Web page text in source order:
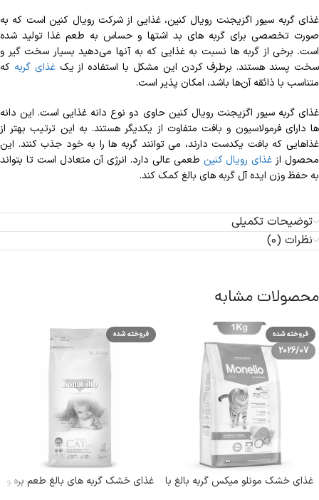
غذای گربه سیور اگزیجنت رویال کنین، غذایی از شرکت رویال کنین است که به
صورت تخصصی برای گربه های بد اشتها و حساس به طعم غذا تولید شده
است. برخی از گربه ها نسبت به غذایی که به آنها می‌دهید بسیار سخت گیر و
سخت پسند هستند. برطرف کردن این مشکل با استفاده از یکغذای گربه که
متناسب با ذائقه آن‌ها باشد، امکان پذیر است.
غذای گربه سیور اگزیجنت رویال کنین حاوی دو نوع دانه غذایی است. این دانه
ها دارای فرمولاسیون و بافت متفاوت از یکدیگر هستند. به این ترتیب بهتر از
غذاهایی که بافت یکدست دارند، می توانند گربه ها را به خود جذب کنند. این
محصول از غذای رویال کنین طعمی عالی دارد. انرژی آن متعادل است تا بتواند
به حفظ وزن ایده آل گربه های بالغ کمک کند.
توضیحات تکمیلی
نظرات (0)
محصولات مشابه
فروخته شده
2026/07
غذای خشک مونلو میکس گربه بالغ با
فروخته شده
غذای خشک گربه های بالغ طعم بره و